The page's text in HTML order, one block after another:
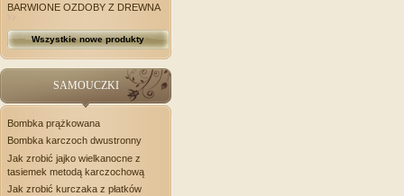
BARWIONE OZDOBY Z DREWNA
Wszystkie nowe produkty
SAMOUCZKI
Bombka prążkowana
Bombka karczoch dwustronny
Jak zrobić jajko wielkanocne z
tasiemek metodą karczochową
Jak zrobić kurczaka z płatków